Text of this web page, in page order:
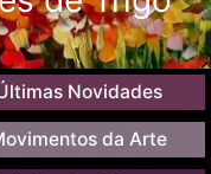
Novidades
da Arte